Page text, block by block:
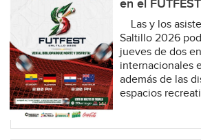
en el
Las y los
Saltillo 2026
jueves de dos
internacionales
además de las
espacios